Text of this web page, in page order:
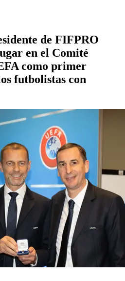
de FIFPRO
en el Comité
como primer
futbolistas con